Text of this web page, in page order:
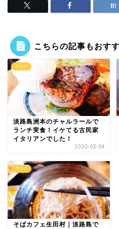
こちらの記事もおす
グルメ
淡路島洲本のチャルラールで
ランチ実食！イケてる古民家
イタリアンでした！
2020-03-04
グルメ
そばカフェ生田村｜淡路島で